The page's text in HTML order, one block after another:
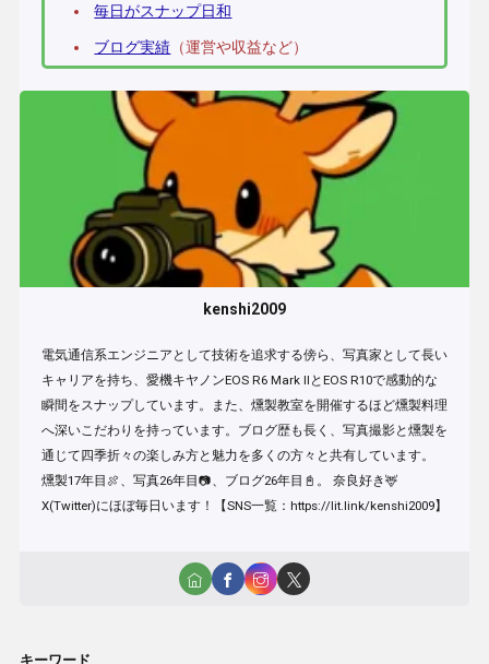
毎日がスナップ日和
ブログ実績 （運営や収益など）
kenshi2009
電気通信系エンジニアとして技術を追求する傍ら、写真家として長い
キャリアを持ち、愛機キヤノンEOS R6 Mark IIとEOS R10で感動的な
瞬間をスナップしています。また、燻製教室を開催するほど燻製料理
へ深いこだわりを持っています。ブログ歴も長く、写真撮影と燻製を
通じて四季折々の楽しみ方と魅力を多くの方々と共有しています。
燻製17年目🍖、写真26年目📷、ブログ26年目📓。 奈良好き🦌
X(Twitter)にほぼ毎日います！【SNS一覧：https://lit.link/kenshi2009】
キーワード